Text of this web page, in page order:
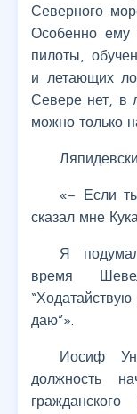
Северного
Особенно ему
пилоты,
и летающих
Севере нет, в
можно только
«– Если
сказал мне
Я
время
даю”».
Иосиф
должность